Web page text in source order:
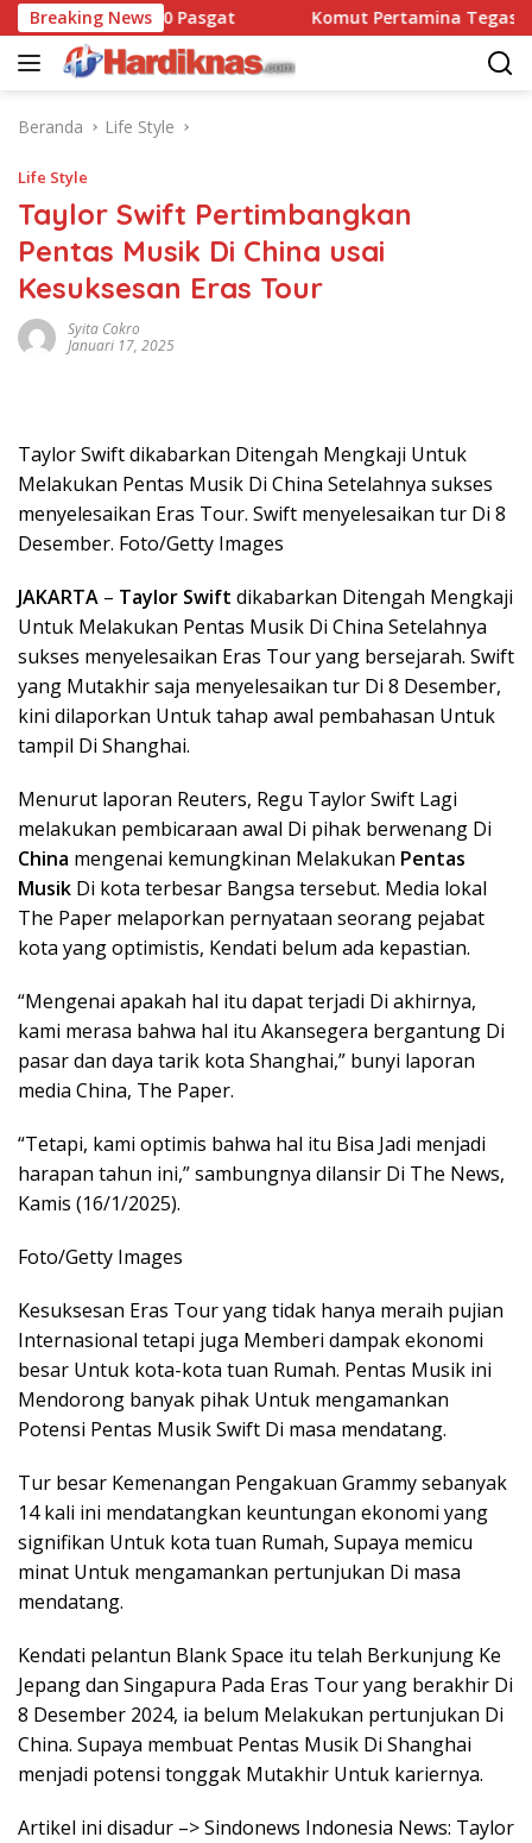
Langsung
ke
konten
Breaking News
90 Pasgat Komut Pertamina Tegaskan
Beranda Life Style
Life Style
Taylor Swift Pertimbangkan
Pentas Musik Di China usai
Kesuksesan Eras Tour
Syita Cokro
Januari 17, 2025
Taylor Swift dikabarkan Ditengah Mengkaji Untuk
Melakukan Pentas Musik Di China Setelahnya sukses
menyelesaikan Eras Tour. Swift menyelesaikan tur Di 8
Desember. Foto/Getty Images
JAKARTA – Taylor Swift dikabarkan Ditengah Mengkaji
Untuk Melakukan Pentas Musik Di China Setelahnya
sukses menyelesaikan Eras Tour yang bersejarah. Swift
yang Mutakhir saja menyelesaikan tur Di 8 Desember,
kini dilaporkan Untuk tahap awal pembahasan Untuk
tampil Di Shanghai.
Menurut laporan Reuters, Regu Taylor Swift Lagi
melakukan pembicaraan awal Di pihak berwenang Di
China mengenai kemungkinan Melakukan Pentas
Musik Di kota terbesar Bangsa tersebut. Media lokal
The Paper melaporkan pernyataan seorang pejabat
kota yang optimistis, Kendati belum ada kepastian.
“Mengenai apakah hal itu dapat terjadi Di akhirnya,
kami merasa bahwa hal itu Akansegera bergantung Di
pasar dan daya tarik kota Shanghai,” bunyi laporan
media China, The Paper.
“Tetapi, kami optimis bahwa hal itu Bisa Jadi menjadi
harapan tahun ini,” sambungnya dilansir Di The News,
Kamis (16/1/2025).
Foto/Getty Images
Kesuksesan Eras Tour yang tidak hanya meraih pujian
Internasional tetapi juga Memberi dampak ekonomi
besar Untuk kota-kota tuan Rumah. Pentas Musik ini
Mendorong banyak pihak Untuk mengamankan
Potensi Pentas Musik Swift Di masa mendatang.
Tur besar Kemenangan Pengakuan Grammy sebanyak
14 kali ini mendatangkan keuntungan ekonomi yang
signifikan Untuk kota tuan Rumah, Supaya memicu
minat Untuk mengamankan pertunjukan Di masa
mendatang.
Kendati pelantun Blank Space itu telah Berkunjung Ke
Jepang dan Singapura Pada Eras Tour yang berakhir Di
8 Desember 2024, ia belum Melakukan pertunjukan Di
China. Supaya membuat Pentas Musik Di Shanghai
menjadi potensi tonggak Mutakhir Untuk kariernya.
Artikel ini disadur –> Sindonews Indonesia News: Taylor